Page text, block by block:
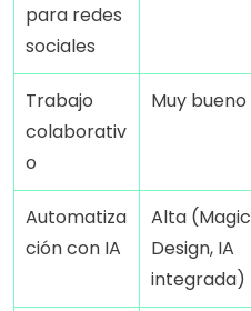
para redes
sociales
Trabajo
colaborativ
o
Muy bueno
Automatiza
ción con IA
Alta (Magic
Design, IA
integrada)